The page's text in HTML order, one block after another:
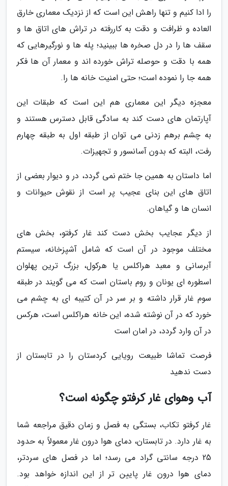
را ادا کنیم و تنها راهش این است که از نزدیک معماری خارق
العاده و ظرافت و دقت به کاررفته در تراش های اتاق ها و
سقف ها را در دل صخره ها ببینید؛ پله ها و نورگیرهایی که
همه با دقت و حوصله تراش خورده اند و معمار آن ها فکر
همه جا را نموده است؛ حتی امنیت خانه ها را.
معجزه دیگر این معماری هم این است که طبقات این
آپارتمان های دست کند به سادگی قابل دسترس هستند و
به چشم برهم زدنی می توان از طبقه اول به طبقه چهارم
رفت، البته که بدون آسانسور و تجهیزات.
اما داستان به همین جا ختم نمی گردد، در و دیوار بعضی از
اتاق های این بنای عجیب پر است از نقوش حیوانات و
انسان ها و گیاهان.
از دیگر عجایب بخش دست کند غار کرفتو، بخش های
مختلف موجود در آن است که شامل آشپزخانه، سیستم
آبرسانی و معبد هراکلس یا هرکول، بزرگ ترین پهلوان
اسطوره ای یونان و روم باستان است که می گویند در طبقه
سوم غار قرار داشته و بر سر در آن کتیبه ای به چشم می
خورد که در آن نوشته شده، این خانه هراکلس است، هرکس
در آن وارد گردد، در امان است
فرصت تماشا طبیعت رویایی کردستان را در تابستان از
دست ندهید
آب وهوای غار کرفتو چگونه است؟
غار کرفتو تکاب، بستگی به فصل و زمان دقیق مراجعه شما
به غار دارد. در تابستان، دمای هوا درون غار معمولاً به حدود
25 درجه سانتی گراد می رسد؛ اما در فصل های سردتر،
دمای هوا درون غار پایین تر از این اندازه خواهد بود.